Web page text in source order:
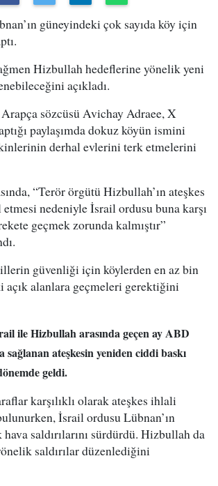
güneyindeki çok sayıda köy için
Hizbullah hedeflerine yönelik yeni
açıkladı.
sözcüsü Avichay Adraee, X
paylaşımda dokuz köyün ismini
derhal evlerini terk etmelerini
“Terör örgütü Hizbullah’ın ateşkes
etmesi nedeniyle İsrail ordusu buna karşı
geçmek zorunda kalmıştır”
güvenliği için köylerden en az bin
açık alanlara geçmeleri gerektiğini
ile Hizbullah arasında geçen ay ABD
ateşkesin yeniden ciddi baskı
geldi.
karşılıklı olarak ateşkes ihlali
İsrail ordusu Lübnan’ın
saldırılarını sürdürdü. Hizbullah da
saldırılar düzenlediğini